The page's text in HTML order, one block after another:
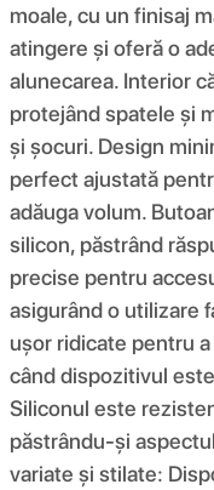
moale, cu un finisaj
atingere și oferă o
alunecarea. Interior
protejând spatele și
și șocuri. Design
perfect ajustată
adăuga volum.
silicon, păstrând
precise pentru
asigurând o utilizare
ușor ridicate pentru
când dispozitivul
Siliconul este
păstrându-și
variate și stilate: